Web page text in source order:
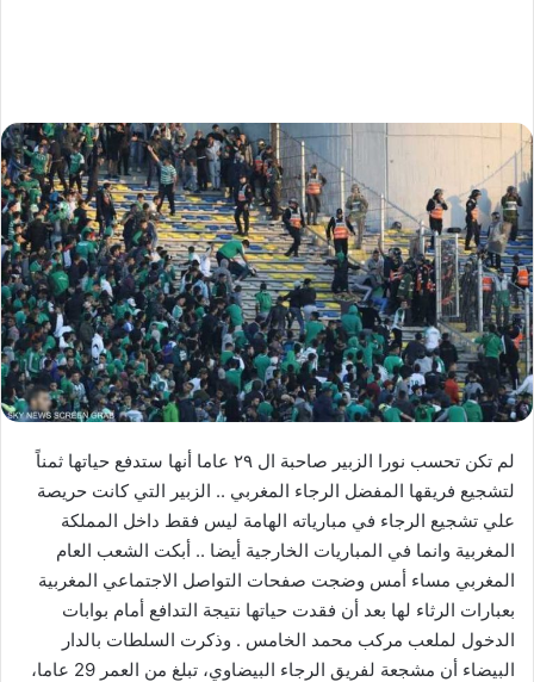
لم تكن تحسب نورا الزبير صاحبة ال ٢٩ عاما أنها ستدفع حياتها ثمناً
لتشجيع فريقها المفضل الرجاء المغربي .. الزبير التي كانت حريصة
علي تشجيع الرجاء في مبارياته الهامة ليس فقط داخل المملكة
المغربية وانما في المباريات الخارجية أيضا .. أبكت الشعب العام
المغربي مساء أمس وضجت صفحات التواصل الاجتماعي المغربية
بعبارات الرثاء لها بعد أن فقدت حياتها نتيجة التدافع أمام بوابات
الدخول لملعب مركب محمد الخامس . وذكرت السلطات بالدار
البيضاء أن مشجعة لفريق الرجاء البيضاوي، تبلغ من العمر 29 عاما،